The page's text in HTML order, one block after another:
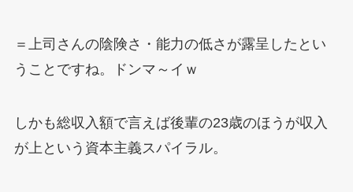
＝上司さんの陰険さ・能力の低さが露呈したとい
うことですね。ドンマ～イｗ
しかも総収入額で言えば後輩の23歳のほうが収入
が上という資本主義スパイラル。